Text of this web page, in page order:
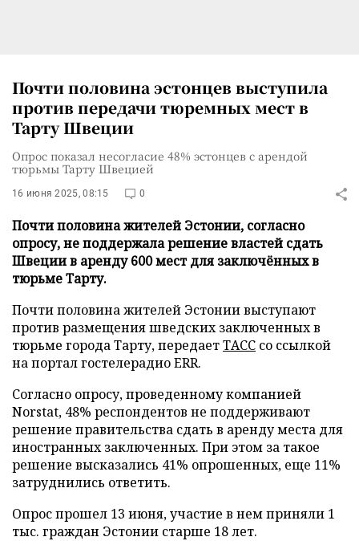
Почти половина эстонцев выступила
против передачи тюремных мест в
Тарту Швеции
Опрос показал несогласие 48% эстонцев с арендой
тюрьмы Тарту Швецией
16 июня 2025, 08:15 0
Почти половина жителей Эстонии, согласно
опросу, не поддержала решение властей сдать
Швеции в аренду 600 мест для заключённых в
тюрьме Тарту.
Почти половина жителей Эстонии выступают
против размещения шведских заключенных в
тюрьме города Тарту, передаетТАСС со ссылкой
на портал гостелерадио ERR.
Согласно опросу, проведенному компанией
Norstat, 48% респондентов не поддерживают
решение правительства сдать в аренду места для
иностранных заключенных. При этом за такое
решение высказались 41% опрошенных, еще 11%
затруднились ответить.
Опрос прошел 13 июня, участие в нем приняли 1
тыс. граждан Эстонии старше 18 лет.